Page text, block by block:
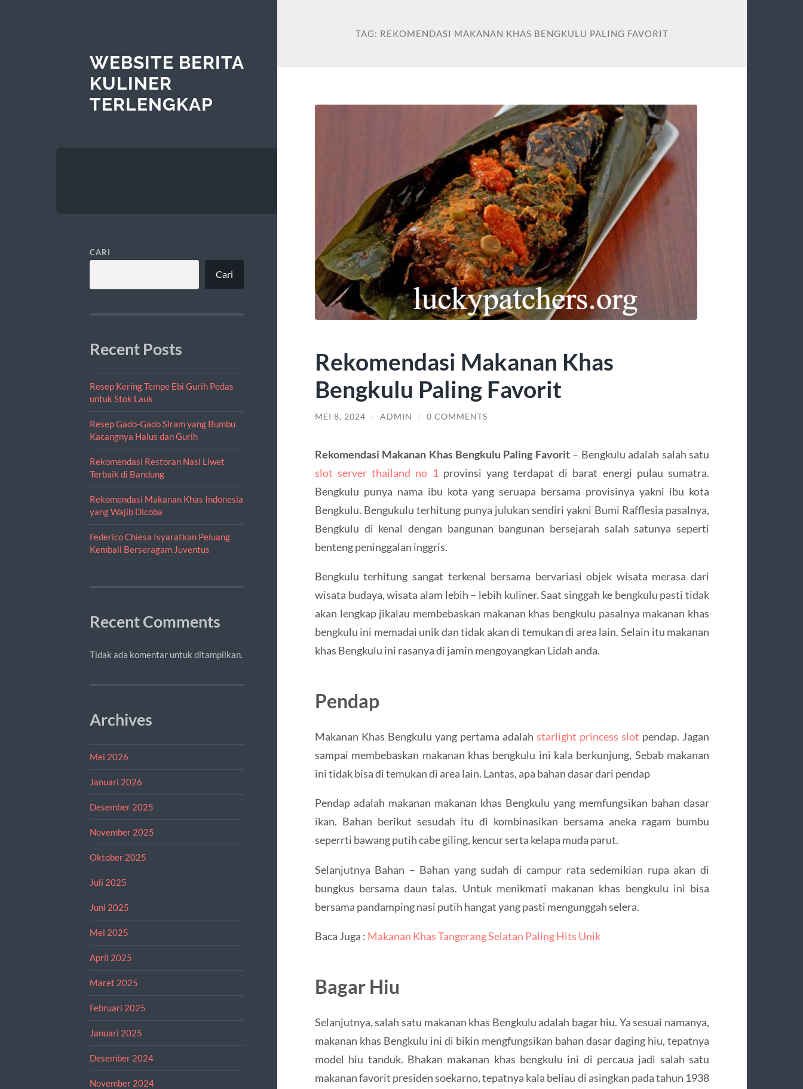
WEBSITE BERITA
KULINER
TERLENGKAP
CARI
Cari
Recent Posts
Resep Kering Tempe Ebi Gurih Pedas
untuk Stok Lauk
Resep Gado-Gado Siram yang Bumbu
Kacangnya Halus dan Gurih
Rekomendasi Restoran Nasi Liwet
Terbaik di Bandung
Rekomendasi Makanan Khas Indonesia
yang Wajib Dicoba
Federico Chiesa Isyaratkan Peluang
Kembali Berseragam Juventus
Recent Comments
Tidak ada komentar untuk ditampilkan.
Archives
Mei 2026
Januari 2026
Desember 2025
November 2025
Oktober 2025
Juli 2025
Juni 2025
Mei 2025
April 2025
Maret 2025
Februari 2025
Januari 2025
Desember 2024
November 2024
TAG: REKOMENDASI MAKANAN KHAS BENGKULU PALING FAVORIT
Rekomendasi Makanan Khas
Bengkulu Paling Favorit
MEI 8, 2024 / ADMIN / 0 COMMENTS
Rekomendasi Makanan Khas Bengkulu Paling Favorit– Bengkulu adalah salah satu
slot server thailand no 1 provinsi yang terdapat di barat energi pulau sumatra.
Bengkulu punya nama ibu kota yang seruapa bersama provisinya yakni ibu kota
Bengkulu. Bengukulu terhitung punya julukan sendiri yakni Bumi Rafflesia pasalnya,
Bengkulu di kenal dengan bangunan bangunan bersejarah salah satunya seperti
benteng peninggalan inggris.
Bengkulu terhitung sangat terkenal bersama bervariasi objek wisata merasa dari
wisata budaya, wisata alam lebih – lebih kuliner. Saat singgah ke bengkulu pasti tidak
akan lengkap jikalau membebaskan makanan khas bengkulu pasalnya makanan khas
bengkulu ini memadai unik dan tidak akan di temukan di area lain. Selain itu makanan
khas Bengkulu ini rasanya di jamin mengoyangkan Lidah anda.
Pendap
Makanan Khas Bengkulu yang pertama adalah starlight princess slot pendap. Jagan
sampai membebaskan makanan khas bengkulu ini kala berkunjung, Sebab makanan
ini tidak bisa di temukan di area lain. Lantas, apa bahan dasar dari pendap
Pendap adalah makanan makanan khas Bengkulu yang memfungsikan bahan dasar
ikan. Bahan berikut sesudah itu di kombinasikan bersama aneka ragam bumbu
seperrti bawang putih cabe giling, kencur serta kelapa muda parut.
Selanjutnya Bahan – Bahan yang sudah di campur rata sedemikian rupa akan di
bungkus bersama daun talas. Untuk menikmati makanan khas bengkulu ini bisa
bersama pandamping nasi putih hangat yang pasti mengunggah selera.
Baca Juga : Makanan Khas Tangerang Selatan Paling Hits Unik
Bagar Hiu
Selanjutnya, salah satu makanan khas Bengkulu adalah bagar hiu. Ya sesuai namanya,
makanan khas Bengkulu ini di bikin mengfungsikan bahan dasar daging hiu, tepatnya
model hiu tanduk. Bhakan makanan khas bengkulu ini di percaua jadi salah satu
makanan favorit presiden soekarno, tepatnya kala beliau di asingkan pada tahun 1938